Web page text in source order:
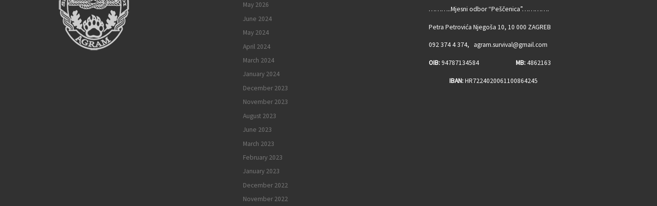
May 2026
June 2024
May 2024
April 2024
March 2024
January 2024
December 2023
November 2023
August 2023
June 2023
March 2023
February 2023
January 2023
December 2022
November 2022
………..Mjesni odbor “Peščenica”………….
Petra Petrovića Njegoša 10, 10 000 ZAGREB
092 374 4 374, agram.survival@gmail.com
OIB:94787134584 MB:4862163
IBAN:HR7224020061100864245